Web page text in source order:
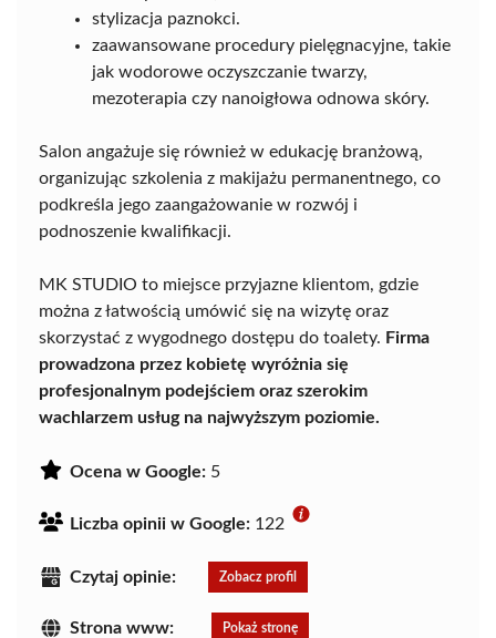
stylizacja paznokci.
zaawansowane procedury pielęgnacyjne, takie
jak wodorowe oczyszczanie twarzy,
mezoterapia czy nanoigłowa odnowa skóry.
Salon angażuje się również w edukację branżową,
organizując szkolenia z makijażu permanentnego, co
podkreśla jego zaangażowanie w rozwój i
podnoszenie kwalifikacji.
MK STUDIO to miejsce przyjazne klientom, gdzie
można z łatwością umówić się na wizytę oraz
skorzystać z wygodnego dostępu do toalety. Firma
prowadzona przez kobietę wyróżnia się
profesjonalnym podejściem oraz szerokim
wachlarzem usług na najwyższym poziomie.
Ocena w Google: 5
Liczba opinii w Google: 122
Czytaj opinie: Zobacz profil
Strona www: Pokaż stronę